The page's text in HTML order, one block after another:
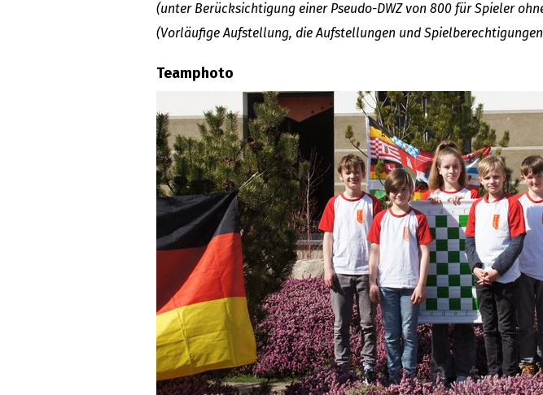
(unter Berücksichtigung einer Pseudo-DWZ von 800 für Spieler
(Vorläufige Aufstellung, die Aufstellungen und
Teamphoto